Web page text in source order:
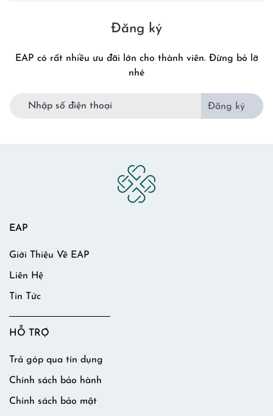
Đăng ký
EAP có rất nhiều ưu đãi lớn cho thành viên. Đừng bỏ lỡ
nhé
Đăng ký
EAP
Giới Thiệu Về EAP
Liên Hệ
Tin Tức
HỖ TRỢ
Trả góp qua tín dụng
Chính sách bảo hành
Chính sách bảo mật